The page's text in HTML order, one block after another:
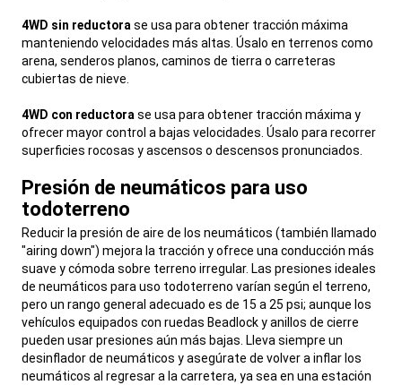
4WD sin reductorase usa para obtener tracción máxima
manteniendo velocidades más altas. Úsalo en terrenos como
arena, senderos planos, caminos de tierra o carreteras
cubiertas de nieve.
4WD con reductorase usa para obtener tracción máxima y
ofrecer mayor control a bajas velocidades. Úsalo para recorrer
superficies rocosas y ascensos o descensos pronunciados.
Presión de neumáticos para uso
todoterreno
,Reducir la presión de aire de los neumáticos (también llamado
"airing down") mejora la tracción y ofrece una conducción más
suave y cómoda sobre terreno irregular. Las presiones ideales
de neumáticos para uso todoterreno varían según el terreno,
pero un rango general adecuado es de 15 a 25 psi; aunque los
vehículos equipados con ruedas Beadlock y anillos de cierre
pueden usar presiones aún más bajas. Lleva siempre un
desinflador de neumáticos y asegúrate de volver a inflar los
neumáticos al regresar a la carretera, ya sea en una estación